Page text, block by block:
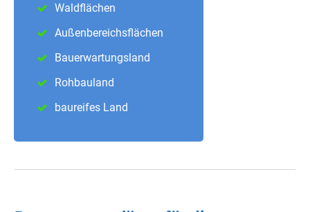
Waldflächen
Außenbereichsflächen
Bauerwartungsland
Rohbauland
baureifes Land